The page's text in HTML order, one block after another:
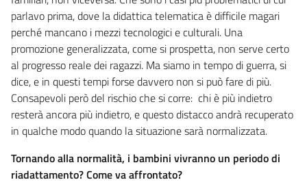
parlavo prima, dove la didattica telematica è difficile magari
perché mancano i mezzi tecnologici e culturali. Una
promozione generalizzata, come si prospetta, non serve certo
al progresso reale dei ragazzi. Ma siamo in tempo di guerra, si
dice, e in questi tempi forse davvero non si può fare di più.
Consapevoli però del rischio che si corre: chi è più indietro
resterà ancora più indietro, e questo distacco andrà recuperato
in qualche modo quando la situazione sarà normalizzata.
Tornando alla normalità, i bambini vivranno un periodo di
riadattamento? Come va affrontato?